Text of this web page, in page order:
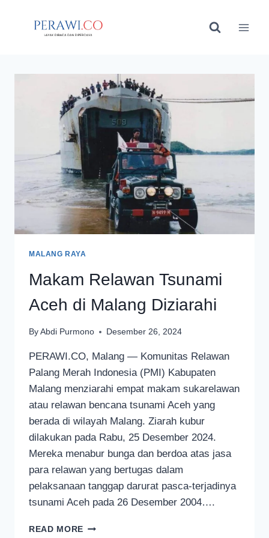
MALANG RAYA
Makam Relawan Tsunami
Aceh di Malang Diziarahi
By Abdi Purmono Desember 26, 2024
PERAWI.CO, Malang — Komunitas Relawan
Palang Merah Indonesia (PMI) Kabupaten
Malang menziarahi empat makam sukarelawan
atau relawan bencana tsunami Aceh yang
berada di wilayah Malang. Ziarah kubur
dilakukan pada Rabu, 25 Desember 2024.
Mereka menabur bunga dan berdoa atas jasa
para relawan yang bertugas dalam
pelaksanaan tanggap darurat pasca-terjadinya
tsunami Aceh pada 26 Desember 2004….
READ MORE MAKAM